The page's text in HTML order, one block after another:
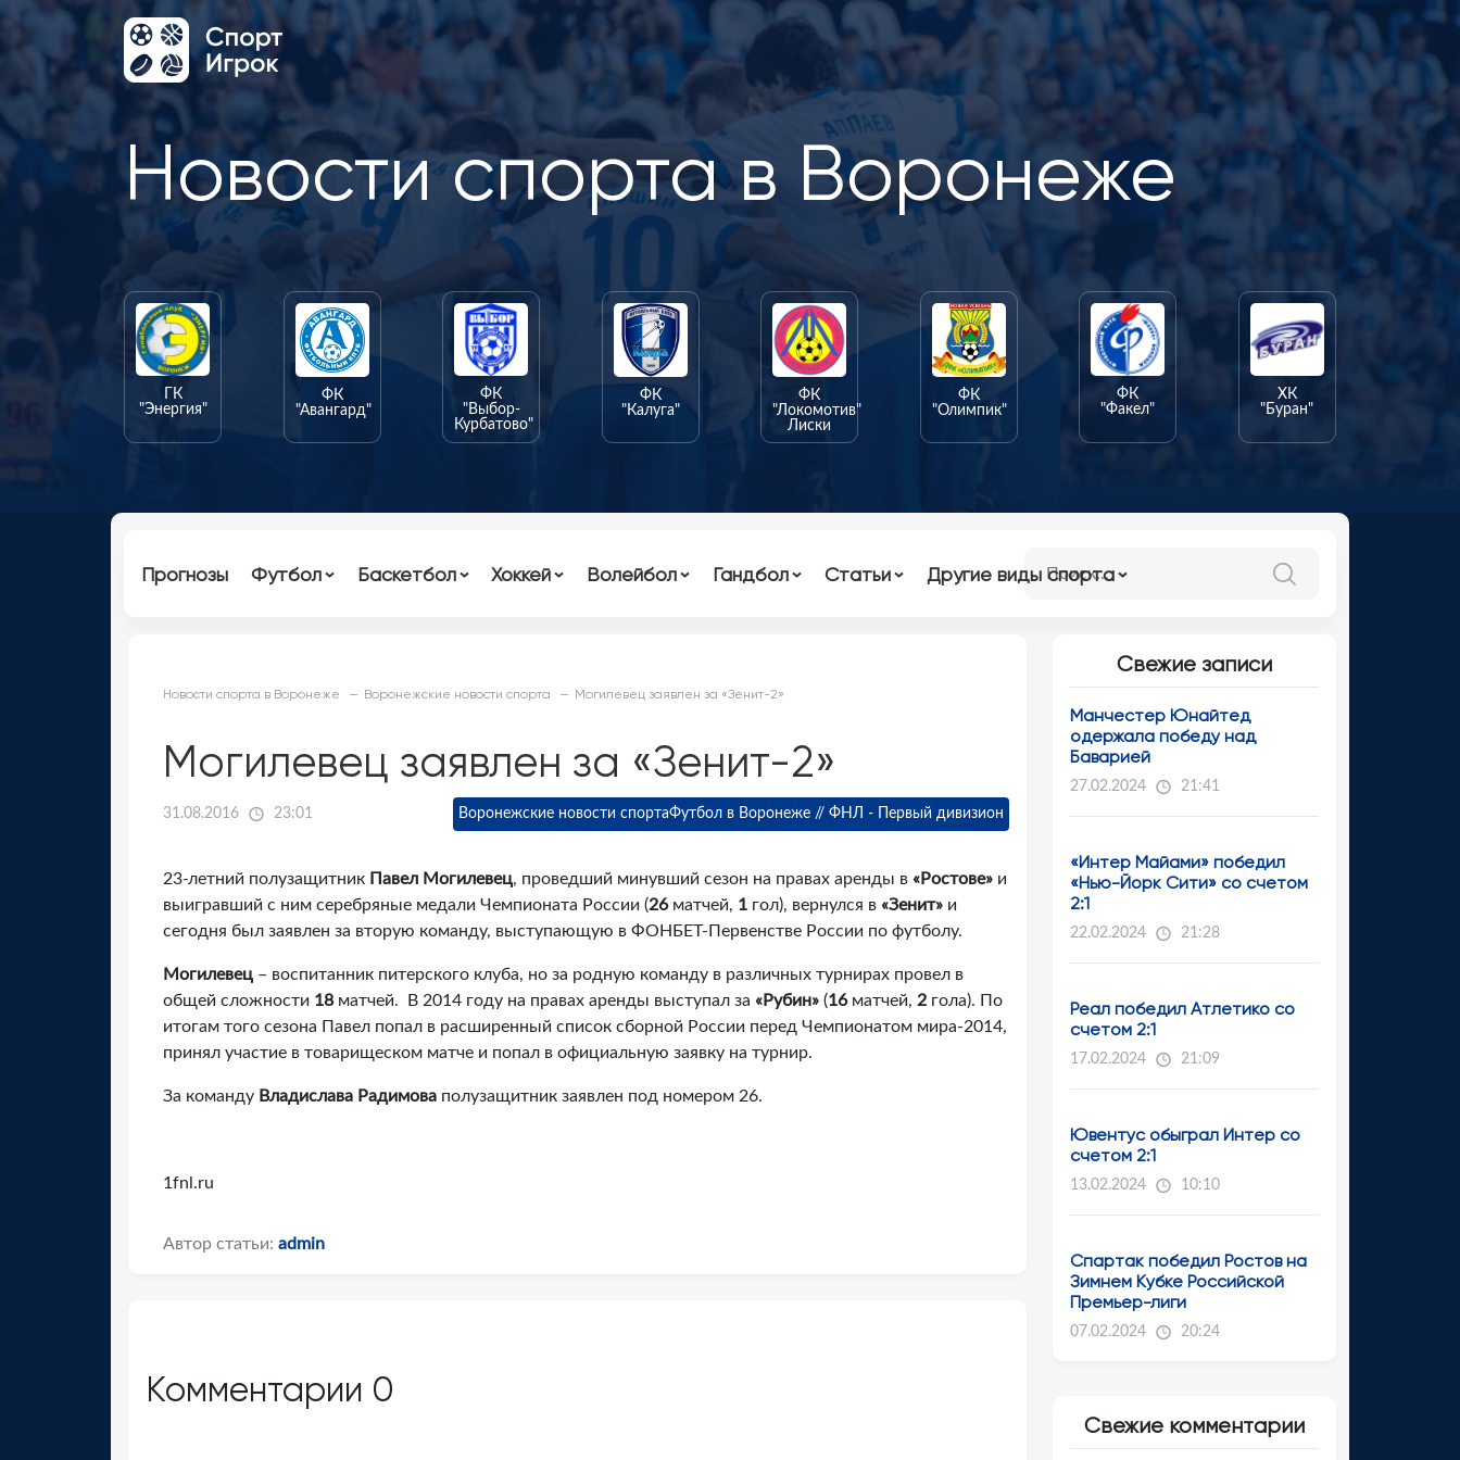
Новости спорта в Воронеже
ГК
"Энергия"
ФК
"Авангард"
ФК
"Выбор-
Курбатово"
ФК
"Калуга"
ФК
"Локомотив"
Лиски
ФК
"Олимпик"
ФК
"Факел"
ХК
"Буран"
Прогнозы Футбол Баскетбол Хоккей Волейбол Гандбол Статьи Другие виды спорта
Новости спорта в Воронеже Воронежские новости спорта Могилевец заявлен за «Зенит-2»
Могилевец заявлен за «Зенит-2»
31.08.2016 23:01 Воронежские новости спортаФутбол в Воронеже // ФНЛ - Первый дивизион
23-летний полузащитник Павел Могилевец, проведший минувший сезон на правах аренды в «Ростове» и
выигравший с ним серебряные медали Чемпионата России (26матчей, 1 гол), вернулся в «Зенит» и
сегодня был заявлен за вторую команду, выступающую в ФОНБЕТ-Первенстве России по футболу.
Могилевец – воспитанник питерского клуба, но за родную команду в различных турнирах провел в
общей сложности 18 матчей. В 2014 году на правах аренды выступал за «Рубин» (16матчей, 2 гола). По
итогам того сезона Павел попал в расширенный список сборной России перед Чемпионатом мира-2014,
принял участие в товарищеском матче и попал в официальную заявку на турнир.
За команду Владислава Радимова полузащитник заявлен под номером 26.
1fnl.ru
Автор статьи: admin
Комментарии 0
Свежие записи
Манчестер Юнайтед
одержала победу над
Баварией
27.02.2024 21:41
«Интер Майами» победил
«Нью-Йорк Сити» со счетом
2:1
22.02.2024 21:28
Реал победил Атлетико со
счетом 2:1
17.02.2024 21:09
Ювентус обыграл Интер со
счетом 2:1
13.02.2024 10:10
Спартак победил Ростов на
Зимнем Кубке Российской
Премьер-лиги
07.02.2024 20:24
Свежие комментарии